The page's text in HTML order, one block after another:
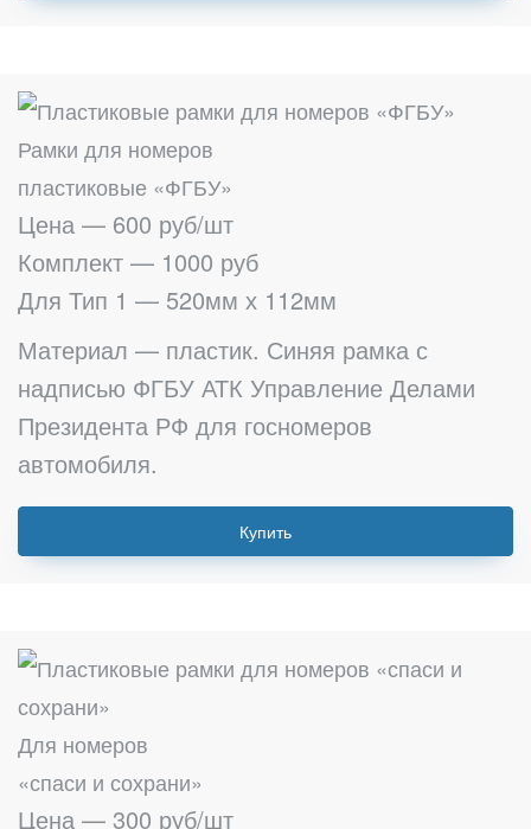
Рамки для номеров
пластиковые «ФГБУ»
Цена — 600 руб/шт
Комплект — 1000 руб
Для Тип 1 — 520мм х 112мм
Материал — пластик. Синяя рамка с
надписью ФГБУ АТК Управление Делами
Президента РФ для госномеров
автомобиля.
Купить
Для номеров
«спаси и сохрани»
Цена — 300 руб/шт